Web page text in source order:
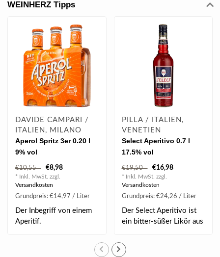
WEINHERZ Tipps
DAVIDE CAMPARI /
ITALIEN, MILANO
Aperol Spritz 3er 0.20 l
9% vol
€10,55 €8,98
* Inkl. MwSt. zzgl.
Versandkosten
Grundpreis: €14,97 / Liter
Der Inbegriff von einem
Aperitif.
PILLA / ITALIEN,
VENETIEN
Select Aperitivo 0.7 l
17.5% vol
€19,50 €16,98
* Inkl. MwSt. zzgl.
Versandkosten
Grundpreis: €24,26 / Liter
Der Select Aperitivo ist
ein bitter-süßer Likör aus